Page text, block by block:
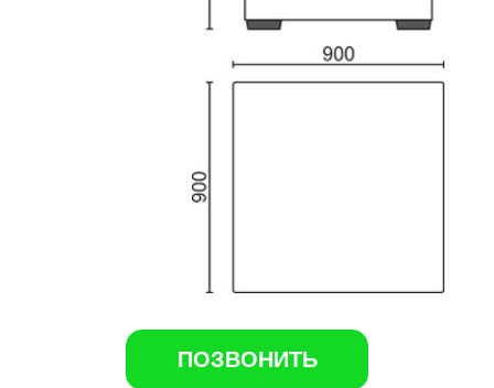
ПОЗВОНИТЬ